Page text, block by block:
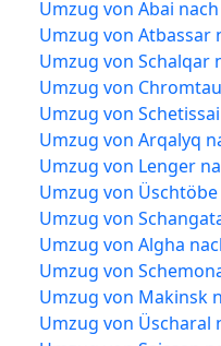
Umzug von Abai
Umzug von Atbassar
Umzug von Schalqar
Umzug von
Umzug von
Umzug von Arqalyq
Umzug von Lenger
Umzug von
Umzug von
Umzug von Algha
Umzug von
Umzug von Makinsk
Umzug von Üscharal